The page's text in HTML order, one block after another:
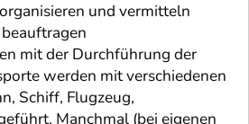
und vermitteln
mit der Durchführung der
werden mit verschiedenen
Schiff, Flugzeug,
Manchmal (bei eigenen